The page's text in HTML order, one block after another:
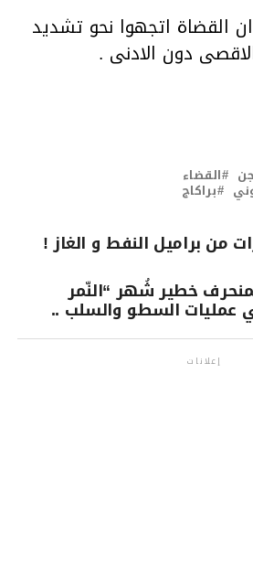
القضاة اتجهوا نحو تشديد
دون الادنى .
القضاء
براكاج
من براميل النفط و الغاز !
خطير شُهر “النّمر
عمليات السطو والسلب ..
إعلانات